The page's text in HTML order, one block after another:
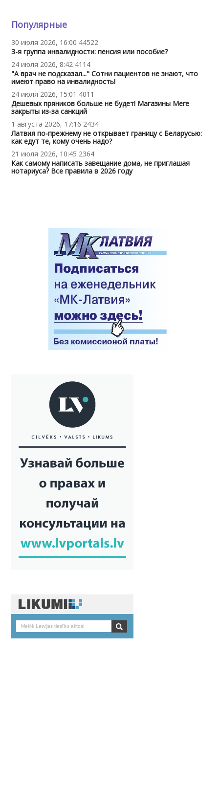
Популярные
30 июля 2026, 16:00 44522
3-я группа инвалидности: пенсия или пособие?
24 июля 2026, 8:42 4114
"А врач не подсказал..." Сотни пациентов не знают, что
имеют право на инвалидность!
24 июля 2026, 15:01 4011
Дешевых пряников больше не будет! Магазины Mere
закрыты из-за санкций
1 августа 2026, 17:16 2434
Латвия по-прежнему не открывает границу с Беларусью:
как едут те, кому очень надо?
21 июля 2026, 10:45 2364
Как самому написать завещание дома, не приглашая
нотариуса? Все правила в 2026 году